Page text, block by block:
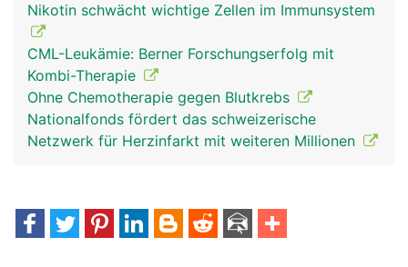
Nikotin schwächt wichtige Zellen im Immunsystem
CML-Leukämie: Berner Forschungserfolg mit
Kombi-Therapie
Ohne Chemotherapie gegen Blutkrebs
Nationalfonds fördert das schweizerische
Netzwerk für Herzinfarkt mit weiteren Millionen